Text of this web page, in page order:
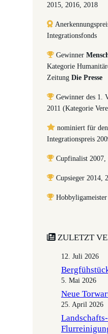
2015, 2016, 2018
Integrationsfonds
Gewinner
Kategorie
Zeitung Die Presse
Gewinner des 1.
2011 (Kategorie
nominiert für den
Integrationspreis
Cupfinalist 2007,
Cupsieger 2014,
Hobbyligameister
ZULETZT
12. Juli 2026
5. Mai 2026
Neue
25. April 2026